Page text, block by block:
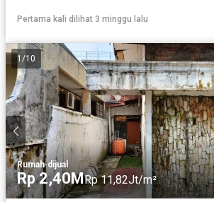
Pertama kali dilihat 3 minggu lalu
1 /10
Rumah·dijual
Rp 2,40MRp 11,82Jt/m²